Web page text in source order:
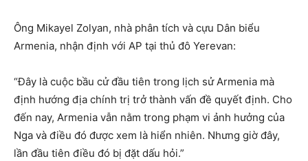
Ông Mikayel Zolyan, nhà phân tích và cựu Dân biểu
Armenia, nhận định với AP tại thủ đô Yerevan:
“Đây là cuộc bầu cử đầu tiên trong lịch sử Armenia mà
định hướng địa chính trị trở thành vấn đề quyết định. Cho
đến nay, Armenia vẫn nằm trong phạm vi ảnh hưởng của
Nga và điều đó được xem là hiển nhiên. Nhưng giờ đây,
lần đầu tiên điều đó bị đặt dấu hỏi.”